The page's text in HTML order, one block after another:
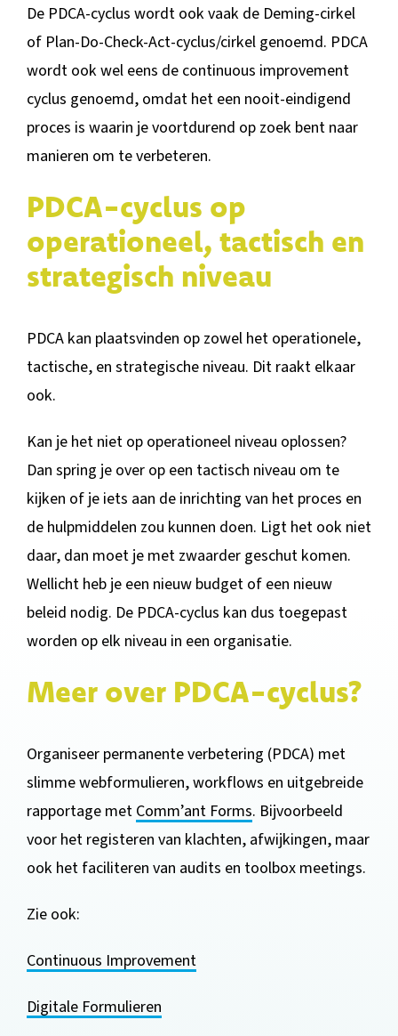
De PDCA-cyclus wordt ook vaak de Deming-cirkel
of Plan-Do-Check-Act-cyclus/cirkel genoemd. PDCA
wordt ook wel eens de continuous improvement
cyclus genoemd, omdat het een nooit-eindigend
proces is waarin je voortdurend op zoek bent naar
manieren om te verbeteren.
PDCA-cyclus op
operationeel, tactisch en
strategisch niveau
PDCA kan plaatsvinden op zowel het operationele,
tactische, en strategische niveau. Dit raakt elkaar
ook.
Kan je het niet op operationeel niveau oplossen?
Dan spring je over op een tactisch niveau om te
kijken of je iets aan de inrichting van het proces en
de hulpmiddelen zou kunnen doen. Ligt het ook niet
daar, dan moet je met zwaarder geschut komen.
Wellicht heb je een nieuw budget of een nieuw
beleid nodig. De PDCA-cyclus kan dus toegepast
worden op elk niveau in een organisatie.
Meer over PDCA-cyclus?
Organiseer permanente verbetering (PDCA) met
slimme webformulieren, workflows en uitgebreide
rapportage met Comm’ant Forms. Bijvoorbeeld
voor het registeren van klachten, afwijkingen, maar
ook het faciliteren van audits en toolbox meetings.
Zie ook:
Continuous Improvement
Digitale Formulieren